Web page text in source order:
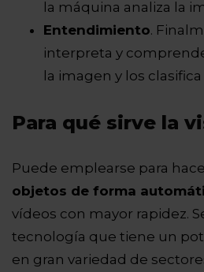
la máquina analiza la
Entendimiento.
interpreta y
la imagen y los
Para qué sirve la
Puede emplearse para
objetos de forma
vídeos con mayor rapidez.
tecnología que tiene un
en gran variedad de